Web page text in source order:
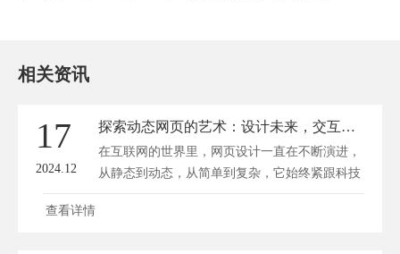
相关资讯
17
2024.12
探索动态网页的艺术：设计未来，交互无界
在互联网的世界里，网页设计一直在不断演进，
从静态到动态，从简单到复杂，它始终紧跟科技
和审...
查看详情